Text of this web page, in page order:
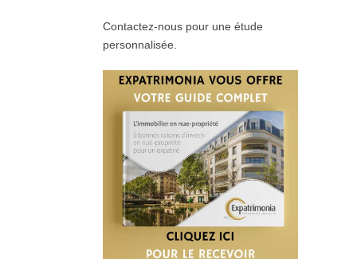
Contactez-nous pour une étude
personnalisée.